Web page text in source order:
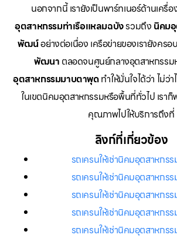
นอกจากนี้ เรายังเป็นพาร์ทเนอร์ด้านเครื่
อุตสาหกรรมท่าเรือแหลมฉบังรวมถึง นิคม
พัฒน์อย่างต่อเนื่อง เครือข่ายของเรายังคร
พัฒนา ตลอดจนศูนย์กลางอุตสาหกรรม
อุตสาหกรรมมาบตาพุดทำให้มั่นใจได้ว่า ไม่ว่
ในเขตนิคมอุตสาหกรรมหรือพื้นที่ทั่วไป เรา
คุณภาพไปให้บริการถึงที่
ลิงก์ที่เกี่ยวข้อง
รถเครนให้เช่านิคมอุตสาหกร
รถเครนให้เช่านิคมอุตสาหกร
รถเครนให้เช่านิคมอุตสาหกร
รถเครนให้เช่านิคมอุตสาหกร
รถเครนให้เช่านิคมอุตสาหกร